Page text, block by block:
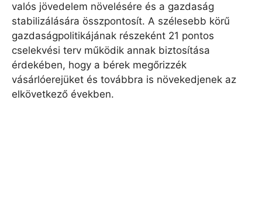
valós jövedelem növelésére és a gazdaság
stabilizálására összpontosít. A szélesebb körű
gazdaságpolitikájának részeként 21 pontos
cselekvési terv működik annak biztosítása
érdekében, hogy a bérek megőrizzék
vásárlóerejüket és továbbra is növekedjenek az
elkövetkező években.